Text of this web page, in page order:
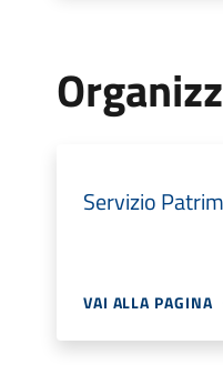
Servizio
VAI ALLA PAGINA